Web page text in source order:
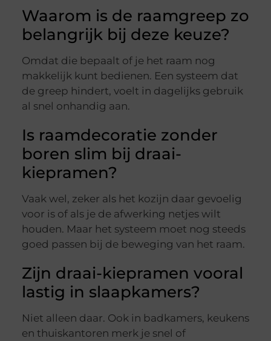
Waarom is de raamgreep zo
belangrijk bij deze keuze?
Omdat die bepaalt of je het raam nog
makkelijk kunt bedienen. Een systeem dat
de greep hindert, voelt in dagelijks gebruik
al snel onhandig aan.
Is raamdecoratie zonder
boren slim bij draai-
kiepramen?
Vaak wel, zeker als het kozijn daar gevoelig
voor is of als je de afwerking netjes wilt
houden. Maar het systeem moet nog steeds
goed passen bij de beweging van het raam.
Zijn draai-kiepramen vooral
lastig in slaapkamers?
Niet alleen daar. Ook in badkamers, keukens
en thuiskantoren merk je snel of